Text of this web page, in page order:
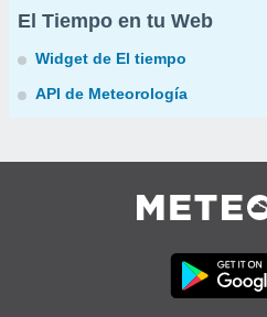
El Tiempo en tu Web
Widget de El tiempo
API de Meteorología